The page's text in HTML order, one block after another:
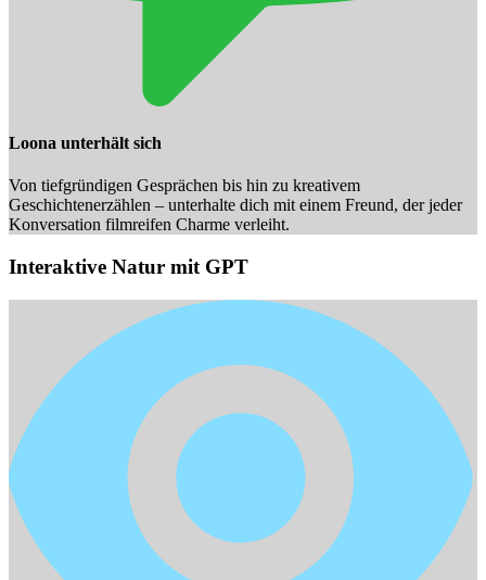
Loona unterhält sich
Von tiefgründigen Gesprächen bis hin zu kreativem
Geschichtenerzählen – unterhalte dich mit einem Freund, der jeder
Konversation filmreifen Charme verleiht.
Interaktive Natur mit GPT